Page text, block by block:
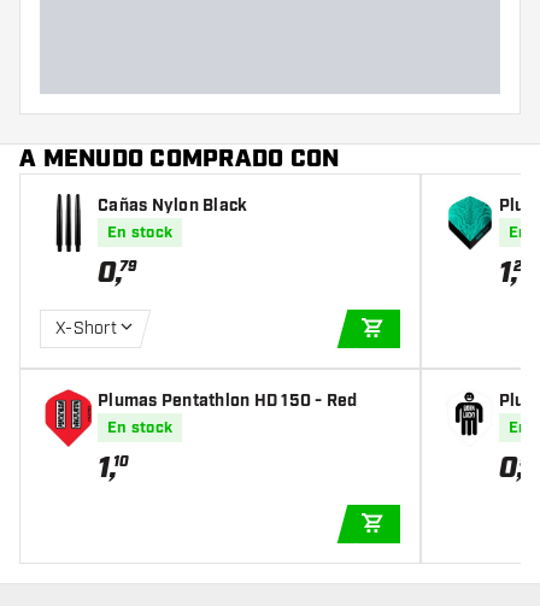
A MENUDO COMPRADO CON
Cañas Nylon Black
En stock
0,79
X-Short
Plumas Pentathlon HD 150 - Red
En stock
1,10
En
1,20
En
0,95